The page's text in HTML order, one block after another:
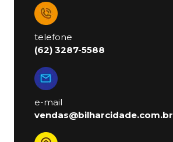
telefone
(62) 3287-5588
e-mail
vendas@bilharcidade.com.br